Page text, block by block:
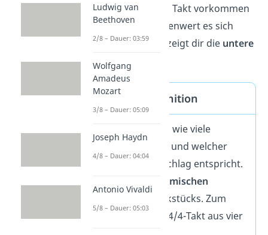
Viertelnoten) in einem Takt vorkommen
darf. Um welchen Notenwert es sich
dabei genau handelt, zeigt dir die untere
Zahl
Taktarten — Definition
geben an, wie viele
Schläge
ein Takt hat und welcher
Notenwert
einem Schlag entspricht.
rhythmischen
eines Musikstücks. Zum
Beispiel besteht ein 4/4-Takt aus vier
Ludwig van
Beethoven
2/8 – Dauer: 03:59
Wolfgang
Amadeus
Mozart
3/8 – Dauer: 05:09
Joseph Haydn
4/8 – Dauer: 04:04
Antonio Vivaldi
5/8 – Dauer: 05:03